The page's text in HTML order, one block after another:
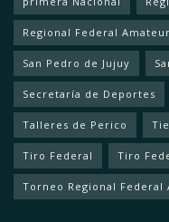
Regional Federal Amateur
San Pedro de Jujuy
Secretaría de Deportes
Talleres de Perico
Tiro Federal Tiro
Torneo Regional Federal